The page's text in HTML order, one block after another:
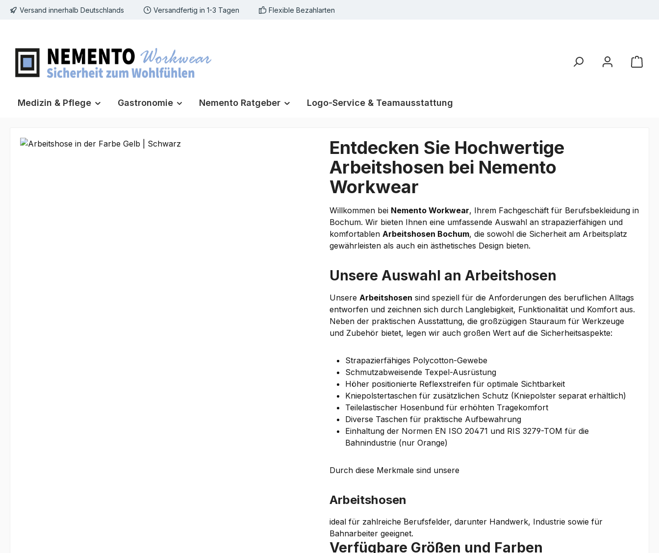
Hauptinhalt springen
Zur Suche springen
Zur Hauptnavigation springen
Versand innerhalb Deutschlands Versandfertig in 1-3 Tagen Flexible Bezahlarten
Medizin & Pflege Gastronomie Nemento Ratgeber Logo-Service & Teamausstattung
Entdecken Sie Hochwertige
Arbeitshosen bei Nemento
Workwear
Willkommen bei Nemento Workwear, Ihrem Fachgeschäft für Berufsbekleidung in
Bochum. Wir bieten Ihnen eine umfassende Auswahl an strapazierfähigen und
komfortablen Arbeitshosen Bochum, die sowohl die Sicherheit am Arbeitsplatz
gewährleisten als auch ein ästhetisches Design bieten.
Unsere Auswahl an Arbeitshosen
Unsere Arbeitshosen sind speziell für die Anforderungen des beruflichen Alltags
entworfen und zeichnen sich durch Langlebigkeit, Funktionalität und Komfort aus.
Neben der praktischen Ausstattung, die großzügigen Stauraum für Werkzeuge
und Zubehör bietet, legen wir auch großen Wert auf die Sicherheitsaspekte:
Strapazierfähiges Polycotton-Gewebe
Schmutzabweisende Texpel-Ausrüstung
Höher positionierte Reflexstreifen für optimale Sichtbarkeit
Kniepolstertaschen für zusätzlichen Schutz (Kniepolster separat erhältlich)
Teilelastischer Hosenbund für erhöhten Tragekomfort
Diverse Taschen für praktische Aufbewahrung
Einhaltung der Normen EN ISO 20471 und RIS 3279-TOM für die
Bahnindustrie (nur Orange)
Durch diese Merkmale sind unsere
Arbeitshosen
ideal für zahlreiche Berufsfelder, darunter Handwerk, Industrie sowie für
Bahnarbeiter geeignet.
Verfügbare Größen und Farben